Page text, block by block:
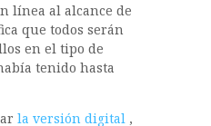
línea al alcance de
que todos serán
en el tipo de
tenido hasta
la versión digital ,